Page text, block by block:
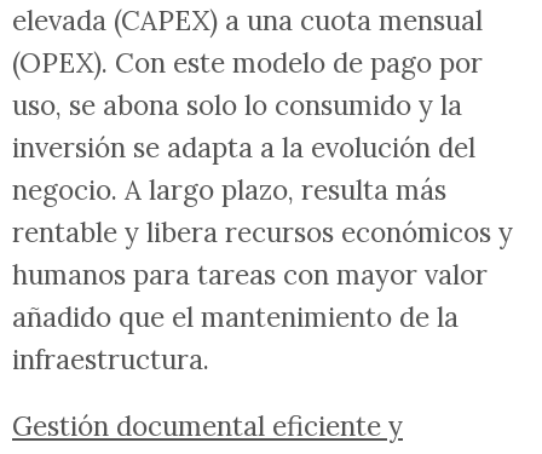
elevada (CAPEX) a una cuota mensual
(OPEX). Con este modelo de pago por
uso, se abona solo lo consumido y la
inversión se adapta a la evolución del
negocio. A largo plazo, resulta más
rentable y libera recursos económicos y
humanos para tareas con mayor valor
añadido que el mantenimiento de la
infraestructura.
Gestión documental eficiente y